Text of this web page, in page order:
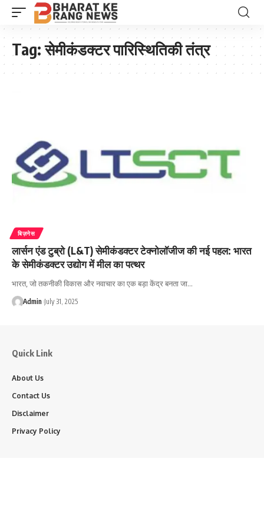
Tag:सेमीकंडक्टर पारिस्थितिकी तंत्र
बिज़नेस
लार्सन एंड टुब्रो (L&T) सेमीकंडक्टर टेक्नोलॉजीज की नई पहल: भारत
के सेमीकंडक्टर उद्योग में मील का पत्थर
भारत, जो तकनीकी विकास और नवाचार का एक बड़ा केंद्र बनता जा…
Admin July 31, 2025
Quick Link
About Us
Contact Us
Disclaimer
Privacy Policy